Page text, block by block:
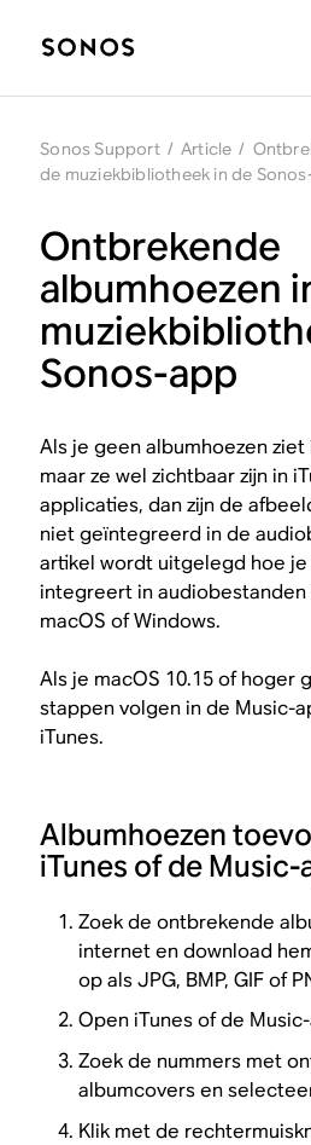
Sonos Support / Article /
de muziekbibliotheek in de
Ontbrekende
albumhoezen
Sonos-app
Als je geen albumhoezen
maar ze wel zichtbaar zijn in
applicaties, dan zijn de
niet geïntegreerd in de
artikel wordt uitgelegd hoe je
integreert in audiobestanden
macOS of Windows.
Als je macOS 10.15 of hoger
stappen volgen in de Music-
iTunes.
Albumhoezen
iTunes of de Music-
Zoek de ontbrekende
internet en download
op als JPG, BMP, GIF of
Open iTunes of de
Zoek de nummers met
albumcovers en
Klik met de